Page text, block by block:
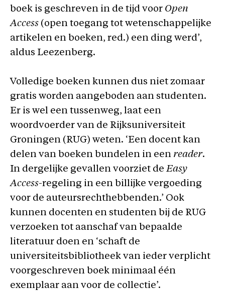
boek is geschreven in de tijd voor Open
Access (open toegang tot wetenschappelijke
artikelen en boeken, red.) een ding werd’,
aldus Leezenberg.
Volledige boeken kunnen dus niet zomaar
gratis worden aangeboden aan studenten.
Er is wel een tussenweg, laat een
woordvoerder van de Rijksuniversiteit
Groningen (RUG) weten. ‘Een docent kan
delen van boeken bundelen in een reader.
In dergelijke gevallen voorziet deEasy
Access-regeling in een billijke vergoeding
voor de auteursrechthebbenden.’ Ook
kunnen docenten en studenten bij de RUG
verzoeken tot aanschaf van bepaalde
literatuur doen en ‘schaft de
universiteitsbibliotheek van ieder verplicht
voorgeschreven boek minimaal één
exemplaar aan voor de collectie’.